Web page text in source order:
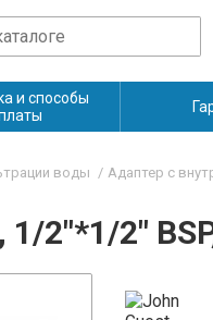
и способы
воды Адаптер с
2"*1/2"